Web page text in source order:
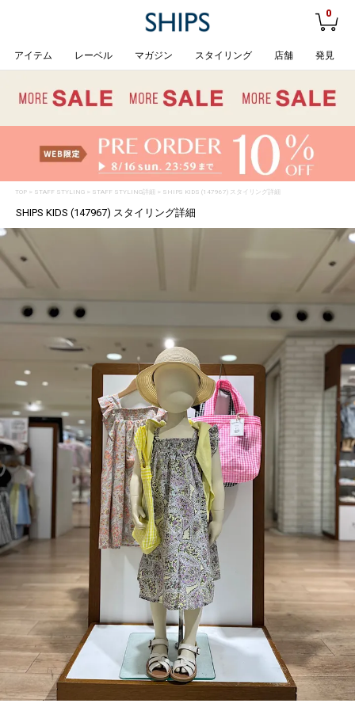
0
アイテム レーベル マガジン スタイリング 店舗 発見
TOP> STAFF STYLING> STAFF STYLING詳細 > SHIPS KIDS (147967) スタイリング詳細
SHIPS KIDS (147967) スタイリング詳細